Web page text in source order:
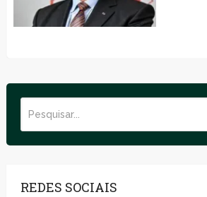
REDES SOCIAIS